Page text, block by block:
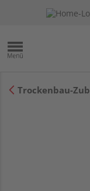
Trockenbau-